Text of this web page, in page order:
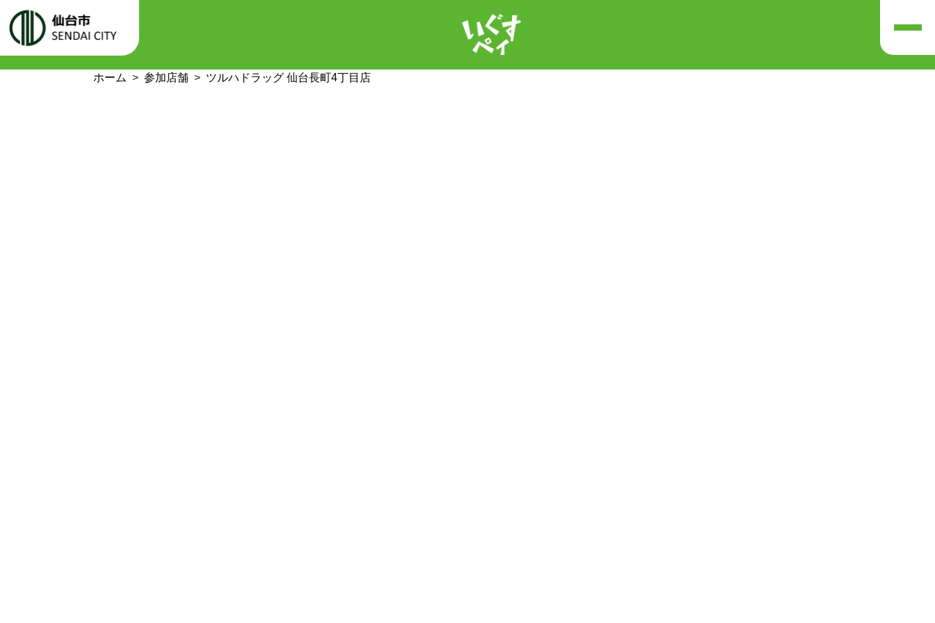
ホーム 参加店舗 ツルハドラッグ 仙台長町4丁目店